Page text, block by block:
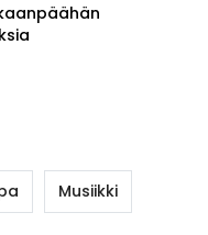
Musiikki